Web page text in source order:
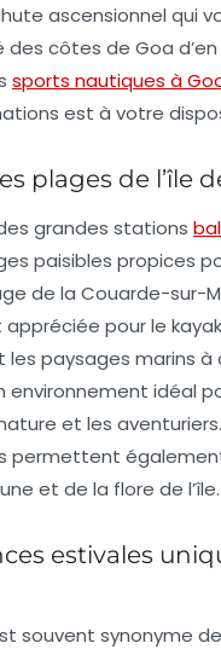
ascensionnel qui
côtes de Goa d’en
sports nautiques à
est à votre
plages de l’île
grandes stations
paisibles propices
de la Couarde-sur-
pour le kayak
les paysages marins à
environnement idéal
et les
permettent également
et de la flore de l’île.
estivales
souvent synonyme